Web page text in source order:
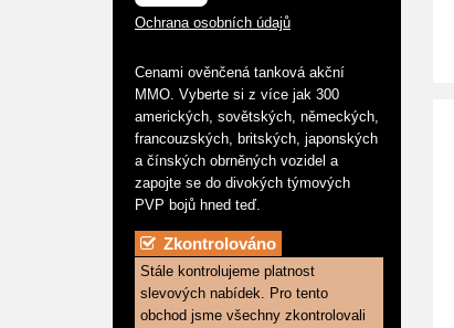
Ochrana osobních údajů
Cenami ověnčená tanková akční
MMO. Vyberte si z více jak 300
amerických, sovětských, německých,
francouzských, britských, japonských
a čínských obrněných vozidel a
zapojte se do divokých týmových
PVP bojů hned teď.
Zkontrolováno
Stále kontrolujeme platnost
slevových nabídek. Pro tento
obchod jsme všechny zkontrolovali